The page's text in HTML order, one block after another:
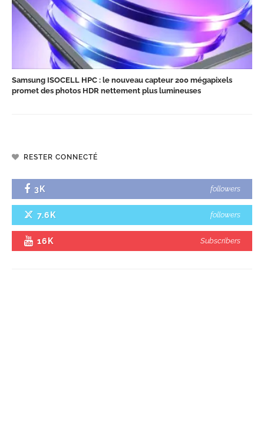
Samsung ISOCELL HPC : le nouveau capteur 200 mégapixels
promet des photos HDR nettement plus lumineuses
RESTER CONNECTÉ
3K followers
7.6K followers
16K Subscribers